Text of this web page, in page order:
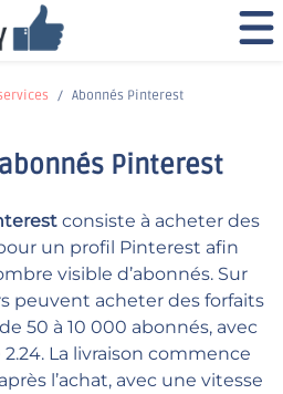
Abonnés Pinterest
Pinterest
consiste à acheter des
un profil Pinterest afin
visible d’abonnés. Sur
peuvent acheter des forfaits
50 à 10 000 abonnés, avec
La livraison commence
l’achat, avec une vitesse